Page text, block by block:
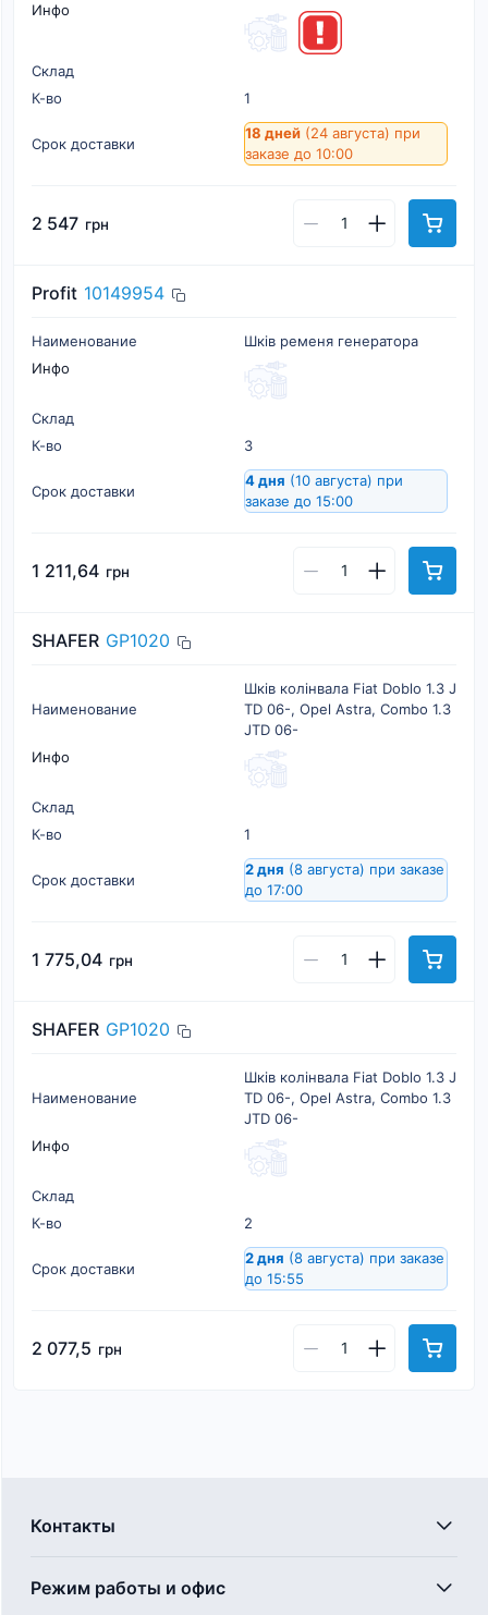
Инфо
Склад
К-во
1
Срок доставки
18 дней (24 августа) при
заказе до 10:00
2 547 грн
Profit 10149954
Наименование
Шків ременя генератора
Инфо
Склад
К-во
3
Срок доставки
4 дня (10 августа) при
заказе до 15:00
1 211,64 грн
SHAFER GP1020
Наименование
Шків колінвала Fiat Doblo 1.3 J
TD 06-, Opel Astra, Combo 1.3
JTD 06-
Инфо
Склад
К-во
1
Срок доставки
2 дня (8 августа) при заказе
до 17:00
1 775,04 грн
SHAFER GP1020
Наименование
Шків колінвала Fiat Doblo 1.3 J
TD 06-, Opel Astra, Combo 1.3
JTD 06-
Инфо
Склад
К-во
2
Срок доставки
2 дня (8 августа) при заказе
до 15:55
2 077,5 грн
Контакты
Режим работы и офис